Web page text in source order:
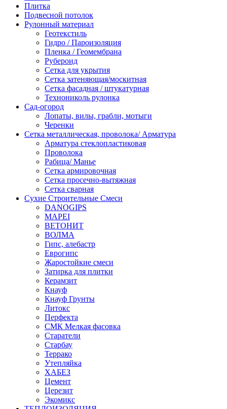
Плитка
Подвесной потолок
Рулонный материал
Геотекстиль
Гидро / Пароизоляция
Пленка / Геомембрана
Рубероид
Сетка для укрытия
Сетка затеняющая/москитная
Сетка фасадная / штукатурная
Технониколь рулонка
Сад-огород
Лопаты, вилы, грабли, мотыги
Черенки
Сетка металлическая, проволока/ Арматура
Арматура стеклопластиковая
Проволока
Рабица/ Манье
Сетка армировочная
Сетка просечно-вытяжная
Сетка сварная
Сухие Строительные Смеси
DANOGIPS
MAPEI
ВЕТОНИТ
ВОЛМА
Гипс, алебастр
Еврогипс
Жаростойкие смеси
Затирка для плитки
Керамзит
Кнауф
Кнауф Грунты
Литокс
Перфекта
СМК Мелкая фасовка
Старатели
Старбау
Террако
Утепляйка
ХАБЕЗ
Цемент
Церезит
Экомикс